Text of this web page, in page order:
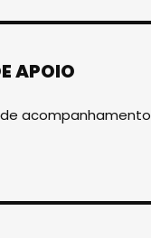
APOIO
acompanhamento